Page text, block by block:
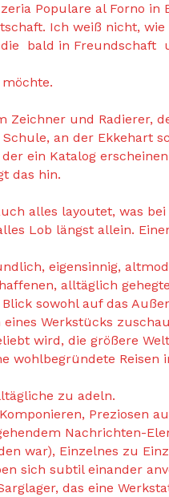
Populare al Forno in
Ich weiß nicht,
bald in Freundschaft
Zeichner und Radierer,
an der Ekkehart
ein Katalog
das hin.
alles layoutet, was
Lob längst allein.
eigensinnig,
alltäglich
sowohl auf das
Werkstücks
wird, die größere
wohlbegründete
zu adeln.
Preziosen
Nachrichten-
war), Einzelnes zu
sich subtil einander
das eine